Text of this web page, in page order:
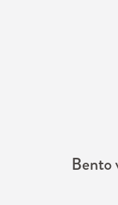
Bento